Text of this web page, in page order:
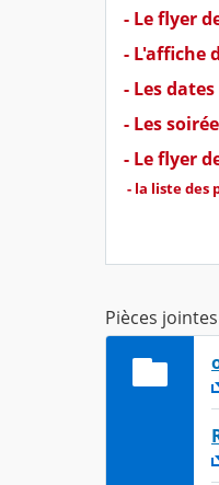
- Le flyer
- L'affiche
- Les
- Les
- Le flyer
- la liste des
Pièces jointes